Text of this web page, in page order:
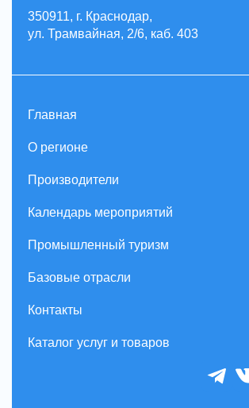
350911, г. Краснодар,
ул. Трамвайная, 2/6, каб. 403
Главная
О регионе
Производители
Календарь мероприятий
Промышленный туризм
Базовые отрасли
Контакты
Каталог услуг и товаров